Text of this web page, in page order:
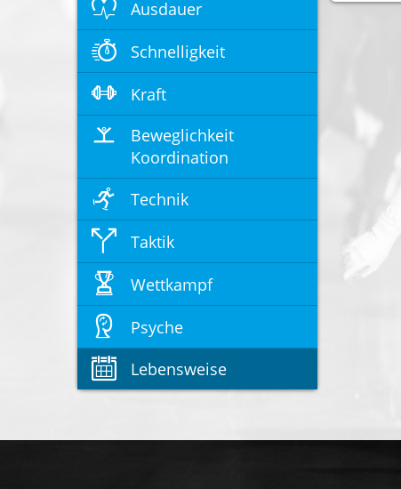
Ausdauer
Schnelligkeit
Kraft
Beweglichkeit
Koordination
Technik
Taktik
Wettkampf
Psyche
Lebensweise